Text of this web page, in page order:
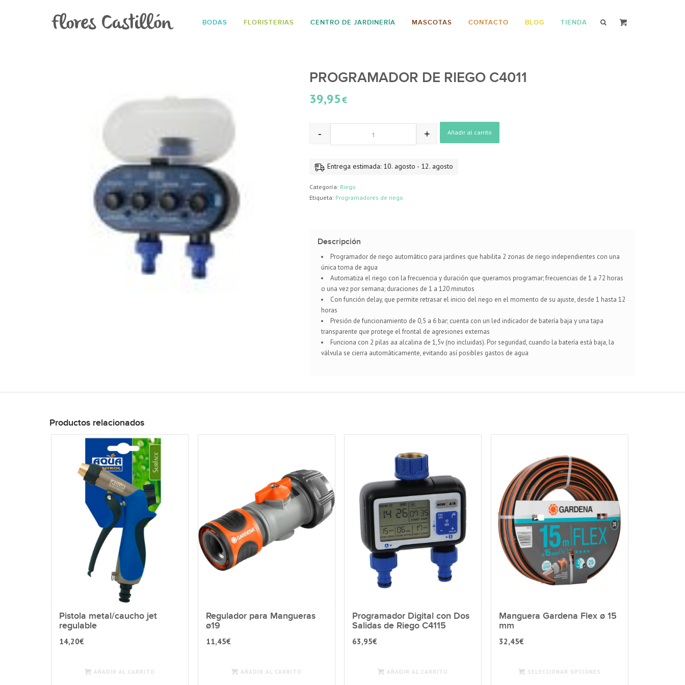
BODAS FLORISTERIAS CENTRO DE JARDINERÍA MASCOTAS CONTACTO BLOG TIENDA
PROGRAMADOR DE RIEGO C4011
39,95€
- + Añadir al carrito
Entrega estimada: 10. agosto - 12. agosto
Categoría: Riego
Etiqueta: Programadores de riego
Descripción
Programador de riego automático para jardines que habilita 2 zonas de riego independientes con una
única toma de agua
Automatiza el riego con la frecuencia y duración que queramos programar; frecuencias de 1 a 72 horas
o una vez por semana; duraciones de 1 a 120 minutos
Con función delay, que permite retrasar el inicio del riego en el momento de su ajuste, desde 1 hasta 12
horas
Presión de funcionamiento de 0,5 a 6 bar; cuenta con un led indicador de batería baja y una tapa
transparente que protege el frontal de agresiones externas
Funciona con 2 pilas aa alcalina de 1,5v (no incluidas). Por seguridad, cuando la batería está baja, la
válvula se cierra automáticamente, evitando así posibles gastos de agua
Productos relacionados
Pistola metal/caucho jet
regulable
14,20€
AÑADIR AL CARRITO
Regulador para Mangueras
ø19
11,45€
AÑADIR AL CARRITO
Programador Digital con Dos
Salidas de Riego C4115
63,95€
AÑADIR AL CARRITO
Manguera Gardena Flex ø 15
mm
32,45€
SELECCIONAR OPCIONES